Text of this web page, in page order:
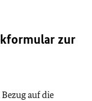
zur
auf die